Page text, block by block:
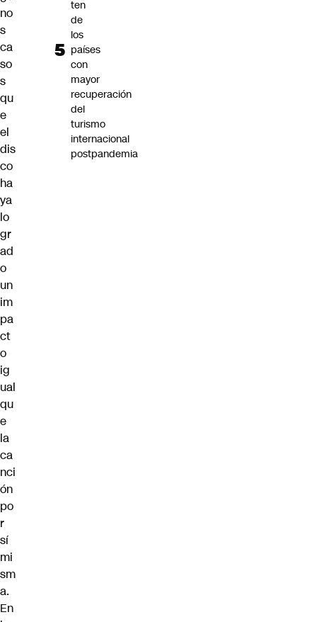
no
s
ca
so
s
qu
e
el
dis
co
ha
ya
lo
gr
ad
o
un
im
pa
ct
o
ig
ual
qu
e
la
ca
nci
ón
po
r
sí
mi
sm
a.
En
ten
de
los
países
con
mayor
recuperación
del
turismo
internacional
postpandemia